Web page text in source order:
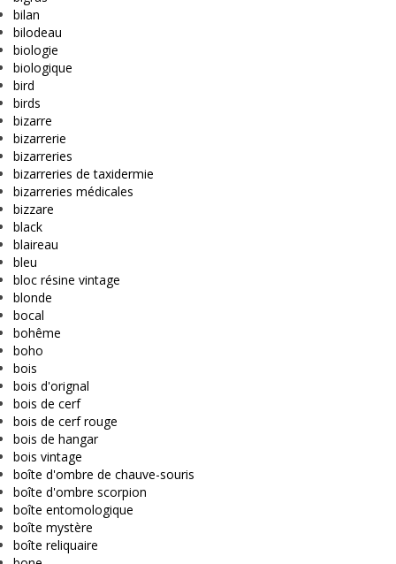
bilan
bilodeau
biologie
biologique
bird
birds
bizarre
bizarrerie
bizarreries
bizarreries de taxidermie
bizarreries médicales
bizzare
black
blaireau
bleu
bloc résine vintage
blonde
bocal
bohême
boho
bois
bois d'orignal
bois de cerf
bois de cerf rouge
bois de hangar
bois vintage
boîte d'ombre de chauve-souris
boîte d'ombre scorpion
boîte entomologique
boîte mystère
boîte reliquaire